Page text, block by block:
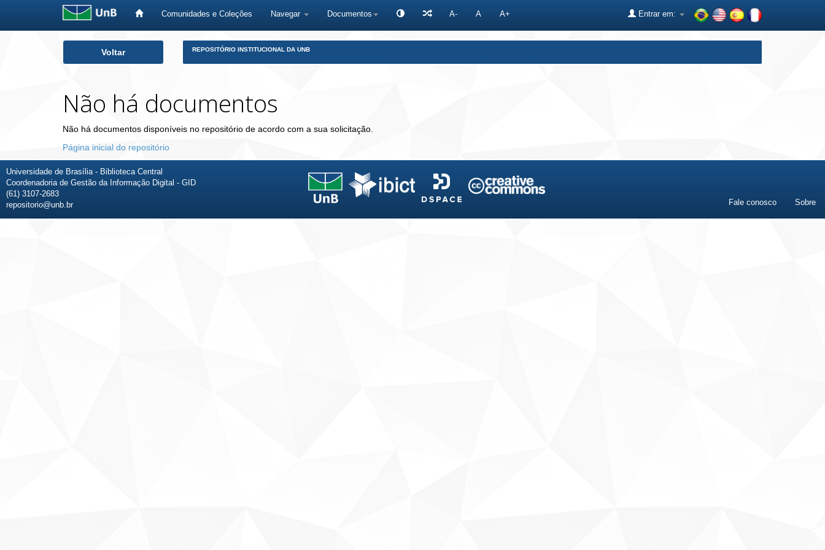
Comunidades e Coleções Navegar Documentos A- A A+ Entrar em:
Voltar REPOSITÓRIO INSTITUCIONAL DA UNB
Não há documentos
Não há documentos disponíveis no repositório de acordo com a sua solicitação.
Página inicial do repositório
Universidade de Brasília - Biblioteca Central
Coordenadoria de Gestão da Informação Digital - GID
(61) 3107-2683
repositorio@unb.br
Fale conosco Sobre